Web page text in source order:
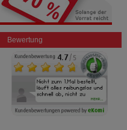
Bewertung